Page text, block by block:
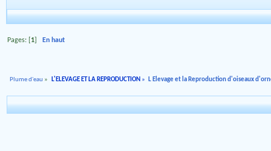
Pages: [ 1 En haut
Plume d'eau » L'ELEVAGE ET LA REPRODUCTION » L Elevage et la Reproduction d'oiseaux